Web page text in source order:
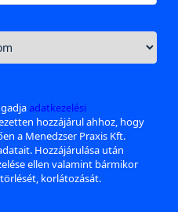
adatkezelési
hozzájárul ahhoz, hogy
a Menedzser Praxis Kft.
Hozzájárulása után
ellen valamint bármikor
korlátozását.